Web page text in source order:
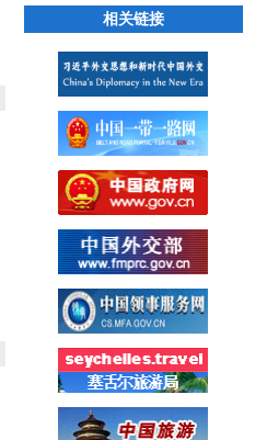
相关链接